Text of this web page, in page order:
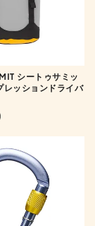
シートゥサミッ
レッションドライバ